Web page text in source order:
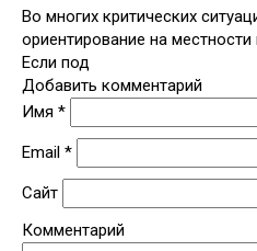
Во многих критических
ориентирование на
Если под
Добавить комментарий
Имя *
Email *
Сайт
Комментарий